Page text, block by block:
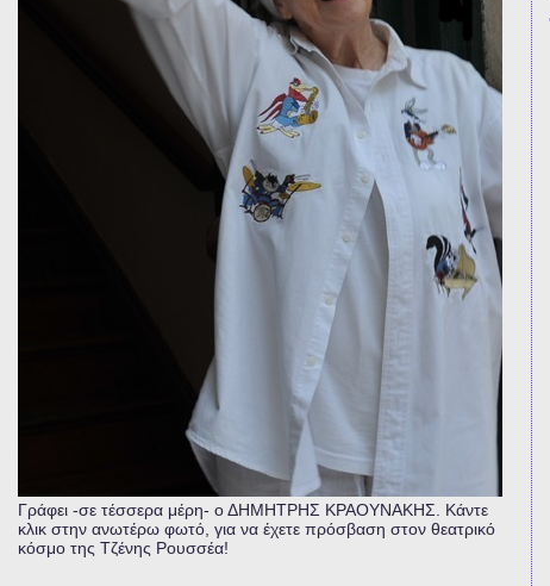
Γράφει -σε τέσσερα μέρη- ο ΔΗΜΗΤΡΗΣ ΚΡΑΟΥΝΑΚΗΣ. Κάντε
κλικ στην ανωτέρω φωτό, για να έχετε πρόσβαση στον θεατρικό
κόσμο της Τζένης Ρουσσέα!